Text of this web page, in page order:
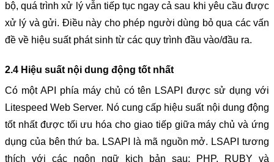
bộ, quá trình xử lý vẫn tiếp tục ngay cả sau khi yêu cầu được
xử lý và gửi. Điều này cho phép người dùng bỏ qua các vấn
đề về hiệu suất phát sinh từ các quy trình đầu vào/đầu ra.
2.4 Hiệu suất nội dung động tốt nhất
Có một API phía máy chủ có tên LSAPI được sử dụng với
Litespeed Web Server. Nó cung cấp hiệu suất nội dung động
tốt nhất được tối ưu hóa cho giao tiếp giữa máy chủ và ứng
dụng của bên thứ ba. LSAPI là mã nguồn mở. LSAPI tương
thích với các ngôn ngữ kịch bản sau: PHP, RUBY và